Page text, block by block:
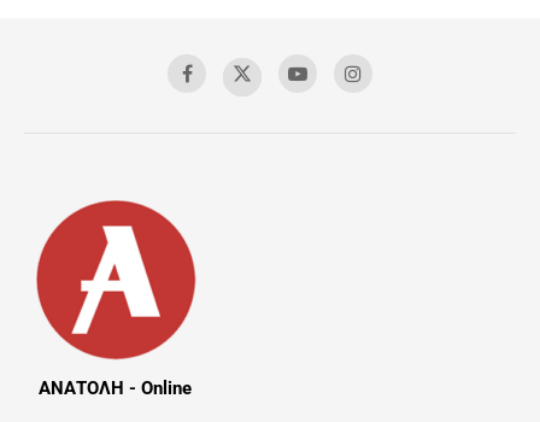
ΑΝΑΤΟΛΗ - Online